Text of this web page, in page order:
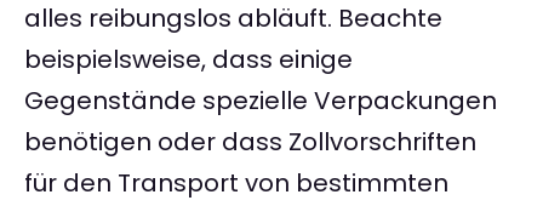
alles reibungslos abläuft. Beachte
beispielsweise, dass einige
Gegenstände spezielle Verpackungen
benötigen oder dass Zollvorschriften
für den Transport von bestimmten